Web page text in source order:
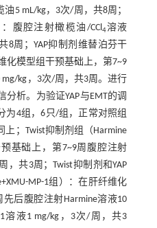
油5 mL/kg，3次/周，共8周；
腹腔注射橄榄油/CCl4溶液
8周；YAP抑制剂维替泊芬干
化模型组干预基础上，第7~9
kg，3次/周，共3周。进行
析。为验证YAP与EMT的调
为4组，6只/组，正常对照组
；Twist抑制剂组（Harmine
基础上，第7~9周腹腔注射
，共3周；Twist抑制剂和YAP
MP-1组）：在肝纤维化
后腹腔注射Harmine溶液10
1溶液1 mg/kg，3次/周，共3